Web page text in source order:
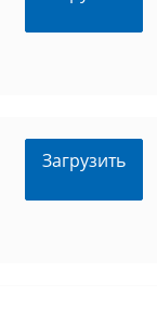
Загрузить